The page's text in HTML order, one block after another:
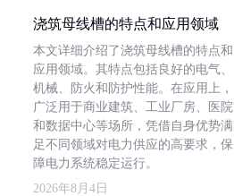
浇筑母线槽的特点和应用领域
本文详细介绍了浇筑母线槽的特点和
应用领域。其特点包括良好的电气、
机械、防火和防护性能。在应用上，
广泛用于商业建筑、工业厂房、医院
和数据中心等场所，凭借自身优势满
足不同领域对电力供应的高要求，保
障电力系统稳定运行。
2026年8月4日